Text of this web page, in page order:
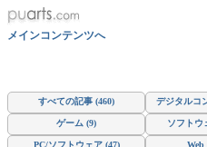
メインコンテンツへ
すべての記事 (460) デジタルコ
ゲーム (9) ソフトウ